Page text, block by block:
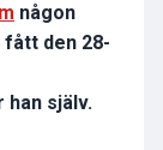
någon
fått den 28-
han själv.